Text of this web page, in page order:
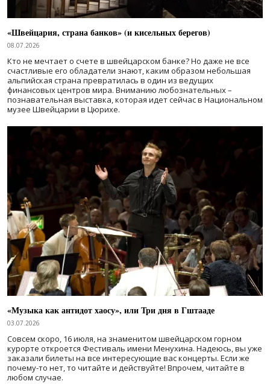
«Швейцария, страна банков» (и кисельных берегов)
08.07.2026
Кто не мечтает о счете в швейцарском банке? Но даже не все
счастливые его обладатели знают, каким образом небольшая
альпийская страна превратилась в один из ведущих
финансовых центров мира. Вниманию любознательных –
познавательная выставка, которая идет сейчас в Национальном
музее Швейцарии в Цюрихе.
«Музыка как антидот хаосу», или Три дня в Гштааде
03.07.2026
Совсем скоро, 16 июля, на знаменитом швейцарском горном
курорте откроется Фестиваль имени Менухина. Надеюсь, вы уже
заказали билеты на все интересующие вас концерты. Если же
почему-то нет, то читайте и действуйте! Впрочем, читайте в
любом случае.